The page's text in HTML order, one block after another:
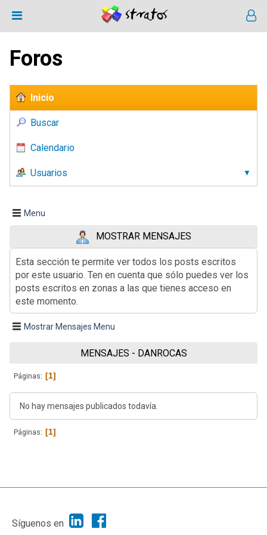
Foros
Inicio
Buscar
Calendario
Usuarios
Menu
MOSTRAR MENSAJES
Esta sección te permite ver todos los posts escritos
por este usuario. Ten en cuenta que sólo puedes ver los
posts escritos en zonas a las que tienes acceso en
este momento.
Mostrar Mensajes Menu
MENSAJES - DANROCAS
Páginas 1
No hay mensajes publicados todavía.
Páginas 1
|
Síguenos en